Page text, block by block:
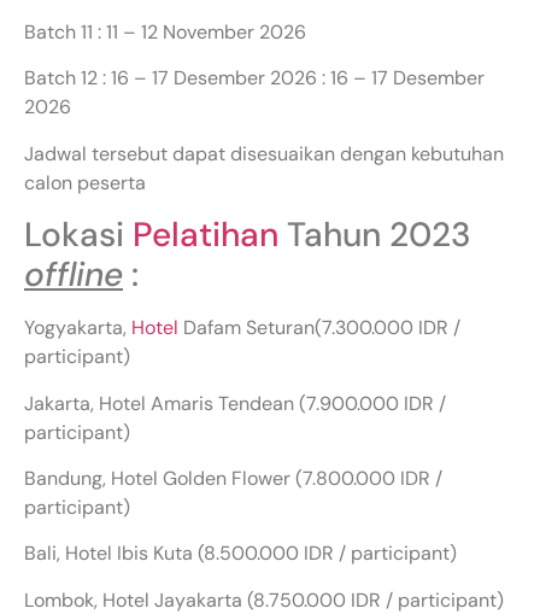
Batch 11 : 11 – 12 November 2026
Batch 12 : 16 – 17 Desember 2026 : 16 – 17 Desember
2026
Jadwal tersebut dapat disesuaikan dengan kebutuhan
calon peserta
Lokasi Pelatihan Tahun 2023
offline :
Yogyakarta, Hotel Dafam Seturan(7.300.000 IDR /
participant)
Jakarta, Hotel Amaris Tendean (7.900.000 IDR /
participant)
Bandung, Hotel Golden Flower (7.800.000 IDR /
participant)
Bali, Hotel Ibis Kuta (8.500.000 IDR / participant)
Lombok, Hotel Jayakarta (8.750.000 IDR / participant)